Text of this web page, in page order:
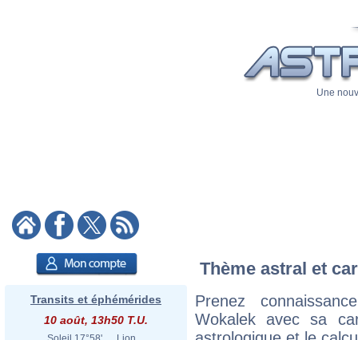
Une
Transits et éphémérides
10 août, 13h50 T.U.
Thème astral et
Prenez
Wokalek avec sa